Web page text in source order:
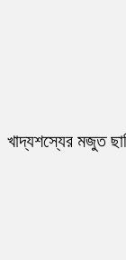
খাদ্যশস্যের মজুত